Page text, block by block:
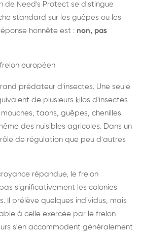
de Need's Protect se distingue
standard sur les guêpes ou les
honnête est : non, pas
européen
prédateur d'insectes. Une seule
de plusieurs kilos d'insectes
taons, guêpes, chenilles
des nuisibles agricoles. Dans un
de régulation que peu d'autres
répandue, le frelon
significativement les colonies
Il prélève quelques individus, mais
à celle exercée par le frelon
s'en accommodent généralement